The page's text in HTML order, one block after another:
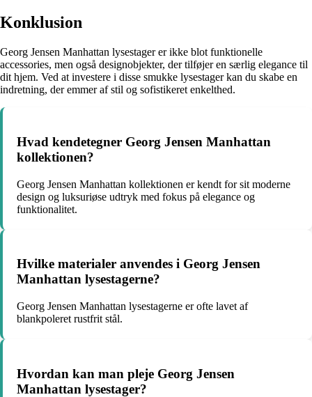
Konklusion
Georg Jensen Manhattan lysestager er ikke blot funktionelle
accessories, men også designobjekter, der tilføjer en særlig elegance til
dit hjem. Ved at investere i disse smukke lysestager kan du skabe en
indretning, der emmer af stil og sofistikeret enkelthed.
Hvad kendetegner Georg Jensen Manhattan
kollektionen?
Georg Jensen Manhattan kollektionen er kendt for sit moderne
design og luksuriøse udtryk med fokus på elegance og
funktionalitet.
Hvilke materialer anvendes i Georg Jensen
Manhattan lysestagerne?
Georg Jensen Manhattan lysestagerne er ofte lavet af
blankpoleret rustfrit stål.
Hvordan kan man pleje Georg Jensen
Manhattan lysestager?